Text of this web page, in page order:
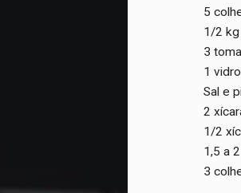
5
1/2 kg
3
1
Sal e
2
1/2
1,5 a
3